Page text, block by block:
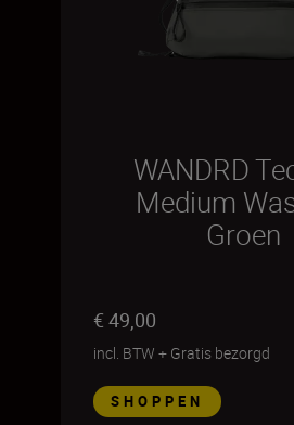
WANDRD
Medium
Groen
€ 49,00
incl. BTW + Gratis bezorgd
SHOPPEN